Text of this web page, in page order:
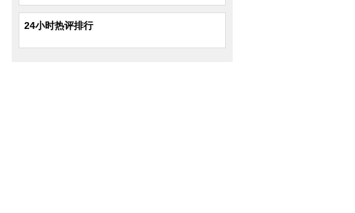
24小时热评排行